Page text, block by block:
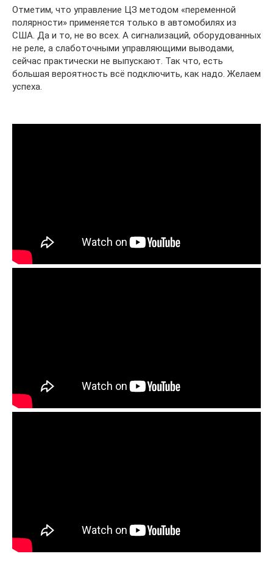
Отметим, что управление ЦЗ методом «переменной
полярности» применяется только в автомобилях из
США. Да и то, не во всех. А сигнализаций, оборудованных
не реле, а слаботочными управляющими выводами,
сейчас практически не выпускают. Так что, есть
большая вероятность всё подключить, как надо. Желаем
успеха.